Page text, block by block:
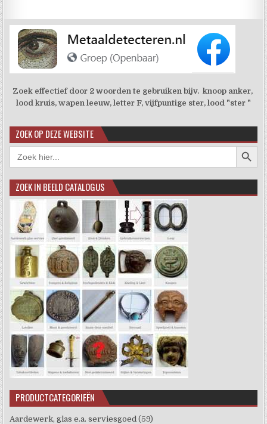
Zoek effectief door 2 woorden te gebruiken bijv. knoop anker,
lood kruis, wapen leeuw, letter F, vijfpuntige ster, lood "ster "
ZOEK OP DEZE WEBSITE
Zoek
naar:
ZOEK IN BEELD CATALOGUS
PRODUCTCATEGORIEËN
Aardewerk, glas e.a. serviesgoed (59)